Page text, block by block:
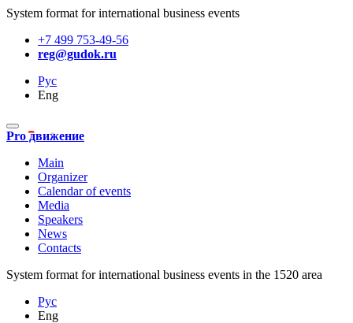
System format for international business events
+7 499 753-49-56
reg@gudok.ru
Рус
Eng
Pro движение
Main
Organizer
Calendar of events
Media
Speakers
News
Contacts
System format for international business events in the 1520 area
Рус
Eng